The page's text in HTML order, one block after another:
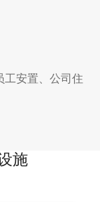
工安置、公司住
施